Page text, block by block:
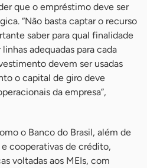
que o empréstimo deve ser
“Não basta captar o recurso
saber para qual finalidade
adequadas para cada
devem ser usadas
o capital de giro deve
da empresa”,
o Banco do Brasil, além de
cooperativas de crédito,
voltadas aos MEIs, com